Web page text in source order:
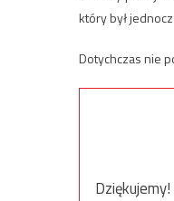
który był
Dotychczas nie